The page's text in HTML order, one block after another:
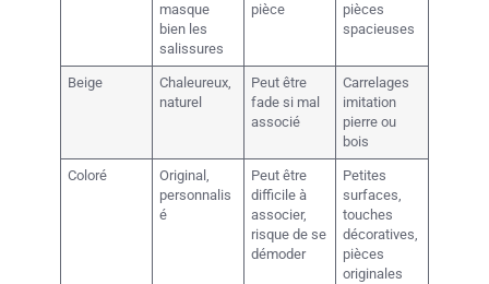
masque
bien les
salissures
pièce
pièces
spacieuses
Beige
Chaleureux,
naturel
Peut être
fade si mal
associé
Carrelages
imitation
pierre ou
bois
Coloré
Original,
personnalis
é
Peut être
difficile à
associer,
risque de se
démoder
Petites
surfaces,
touches
décoratives,
pièces
originales